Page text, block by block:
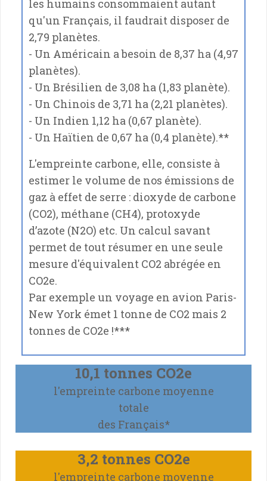
les humains consommaient autant
qu'un Français, il faudrait disposer de
2,79 planètes.
- Un Américain a besoin de 8,37 ha (4,97
planètes).
- Un Brésilien de 3,08 ha (1,83 planète).
- Un Chinois de 3,71 ha (2,21 planètes).
- Un Indien 1,12 ha (0,67 planète).
- Un Haïtien de 0,67 ha (0,4 planète).**
L'empreinte carbone, elle, consiste à
estimer le volume de nos émissions de
gaz à effet de serre : dioxyde de carbone
(CO2), méthane (CH4), protoxyde
d’azote (N2O) etc. Un calcul savant
permet de tout résumer en une seule
mesure d'équivalent CO2 abrégée en
CO2e.
Par exemple un voyage en avion Paris-
New York émet 1 tonne de CO2 mais 2
tonnes de CO2e !***
10,1 tonnes CO2e
l'empreinte carbone moyenne
totale
des Français*
3,2 tonnes CO2e
l'empreinte carbone moyenne